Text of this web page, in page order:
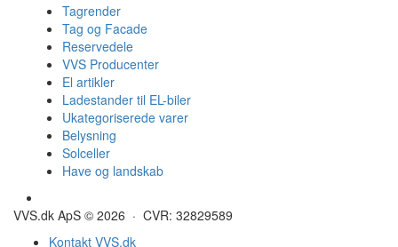
Tagrender
Tag og Facade
Reservedele
VVS Producenter
El artikler
Ladestander til EL-biler
Ukategoriserede varer
Belysning
Solceller
Have og landskab
VVS.dk ApS © 2026 · CVR: 32829589
Kontakt VVS.dk